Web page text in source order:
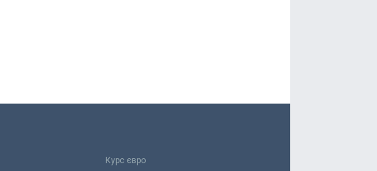
Курс євро